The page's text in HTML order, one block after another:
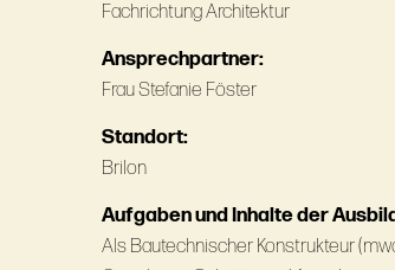
Fachrichtung Architektur
Ansprechpartner:
Frau Stefanie Föster
Standort:
Brilon
Aufgaben und Inhalte der
Als Bautechnischer Konstrukteur